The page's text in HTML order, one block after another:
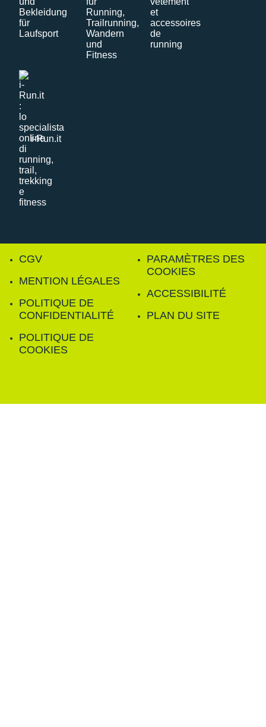
i-Run.it
CGV
MENTION LÉGALES
POLITIQUE DE
CONFIDENTIALITÉ
POLITIQUE DE
COOKIES
PARAMÈTRES DES
COOKIES
ACCESSIBILITÉ
PLAN DU SITE